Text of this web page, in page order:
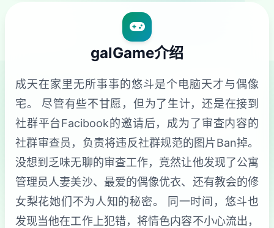
galGame介绍
成天在家里无所事事的悠斗是个电脑天才与偶像
宅。 尽管有些不甘愿，但为了生计，还是在接到
社群平台Facibook的邀请后，成为了审查内容的
社群审查员，负责将违反社群规范的图片Ban掉。
没想到乏味无聊的审查工作，竟然让他发现了公寓
管理员人妻美沙、最爱的偶像优衣、还有教会的修
女梨花她们不为人知的秘密。 同一时间，悠斗也
发现当他在工作上犯错，将情色内容不小心流出，